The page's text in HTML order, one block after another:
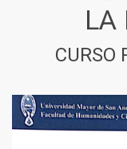
LA
CURSO